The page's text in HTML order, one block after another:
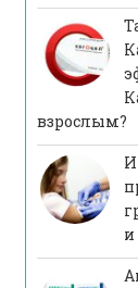
взрослым?
и